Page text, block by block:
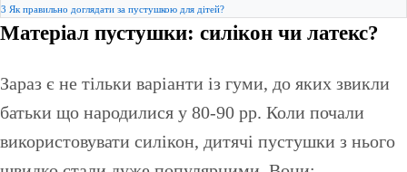
3 Як правильно доглядати за пустушкою для дітей?
Матеріал пустушки: силікон чи латекс?
Зараз є не тільки варіанти із гуми, до яких звикли
батьки що народилися у 80-90 рр. Коли почали
використовувати силікон, дитячі пустушки з нього